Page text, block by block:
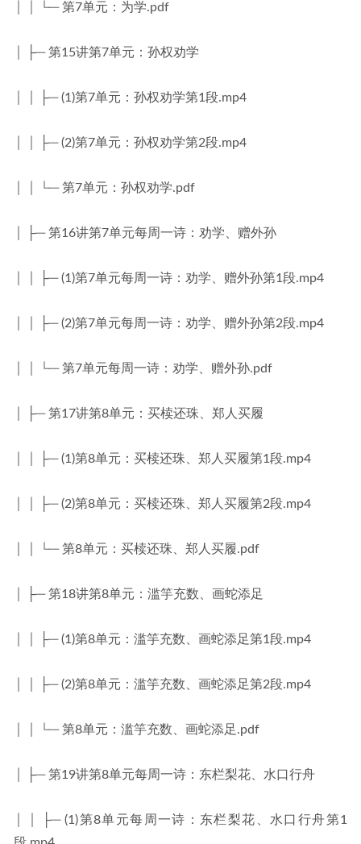
│ │ └─ 第7单元：为学.pdf
│ ├─ 第15讲第7单元：孙权劝学
│ │ ├─ (1)第7单元：孙权劝学第1段.mp4
│ │ ├─ (2)第7单元：孙权劝学第2段.mp4
│ │ └─ 第7单元：孙权劝学.pdf
│ ├─ 第16讲第7单元每周一诗：劝学、赠外孙
│ │ ├─ (1)第7单元每周一诗：劝学、赠外孙第1段.mp4
│ │ ├─ (2)第7单元每周一诗：劝学、赠外孙第2段.mp4
│ │ └─ 第7单元每周一诗：劝学、赠外孙.pdf
│ ├─ 第17讲第8单元：买椟还珠、郑人买履
│ │ ├─ (1)第8单元：买椟还珠、郑人买履第1段.mp4
│ │ ├─ (2)第8单元：买椟还珠、郑人买履第2段.mp4
│ │ └─ 第8单元：买椟还珠、郑人买履.pdf
│ ├─ 第18讲第8单元：滥竽充数、画蛇添足
│ │ ├─ (1)第8单元：滥竽充数、画蛇添足第1段.mp4
│ │ ├─ (2)第8单元：滥竽充数、画蛇添足第2段.mp4
│ │ └─ 第8单元：滥竽充数、画蛇添足.pdf
│ ├─ 第19讲第8单元每周一诗：东栏梨花、水口行舟
│ │ ├─ (1)第8单元每周一诗：东栏梨花、水口行舟第1